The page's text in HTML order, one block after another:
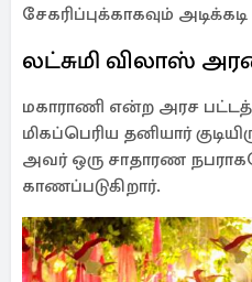
சேகரிப்புக்காகவும்
லட்சுமி விலாஸ்
மகாராணி என்ற அரச
மிகப்பெரிய தனியார்
அவர் ஒரு சாதாரண
காணப்படுகிறார்.